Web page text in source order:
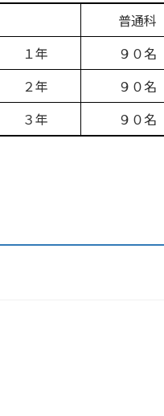
普通科
１年 ９０名
２年 ９０名
３年 ９０名